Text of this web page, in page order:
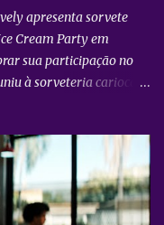
apresenta sorvete
Cream Party em
sua participação no
à sorveteria carioca
ao combinar
de cumaru, em uma
da cultura
na unidade da